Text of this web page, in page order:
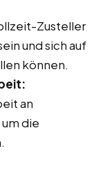
Zusteller
und sich auf
können.
an
die